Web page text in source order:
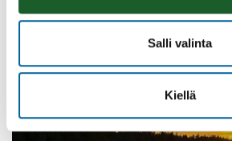
Salli valinta
Kiellä
Lue lisää